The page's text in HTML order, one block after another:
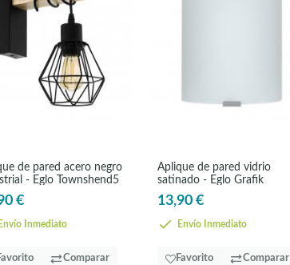
de pared acero negro
- Eglo Townshend5
€
Envío Inmediato
Comparar
Aplique de pared vidrio
satinado - Eglo Grafik
13,90 €
Envío Inmediato
Favorito Comparar